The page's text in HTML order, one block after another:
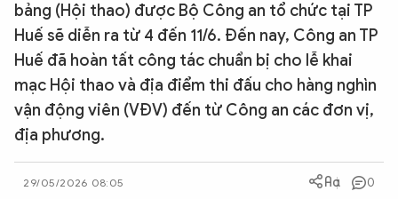
XÃ HỘI
CÔNG NGHỆ
QUỐC TẾ
bảng (Hội thao) được Bộ Công an tổ chức tại TP
Huế sẽ diễn ra từ 4 đến 11/6. Đến nay, Công an TP
Huế đã hoàn tất công tác chuẩn bị cho lễ khai
mạc Hội thao và địa điểm thi đấu cho hàng nghìn
vận động viên (VĐV) đến từ Công an các đơn vị,
địa phương.
29/05/2026 08:05 0